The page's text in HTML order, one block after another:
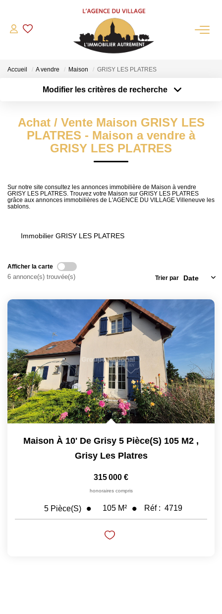
QUI SOMMES-NOUS?
L'agence
Notre Équipe
Nos Partenaires
NOS ACTUALITÉS
Maisons Anciennes
Locaux Commerciaux
Acheter
VENTES INTERACTIVES
VENDRE
LOUER / GÉRER
NOS CLIENTS
Nos Prestations
Avis Clients
Accueil A vendre Maison GRISY LES PLATRES
Modifier les critères de recherche
Sélectionnez...
Type de bien
Achat / Vente Maison GRISY LES
PLATRES - Maison a vendre à
GRISY LES PLATRES
Sur notre site consultez les annonces immobilière de Maison à vendre
GRISY LES PLATRES. Trouvez votre Maison sur GRISY LES PLATRES
grâce aux annonces immobilières de L'AGENCE DU VILLAGE Villeneuve les
sablons.
Immobilier GRISY LES PLATRES
Afficher la carte
6 annonce(s) trouvée(s) Trier par
Maison À 10' De Grisy 5 Pièce(s) 105 M2 ,
Grisy Les Platres
315 000 €
honoraires compris
5 Pièce(s) 105 M² Réf : 4719